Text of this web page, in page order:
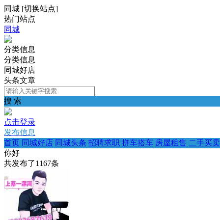
同城 [切换站点]
热门站点
同城
分类信息
分类信息
同城好店
头条文章
搜 索
点击登录
发布信息
首页 同城好店 同城头条 招聘求职 拼车搭车 房屋租售 二手买卖
你好
共发布了1167条